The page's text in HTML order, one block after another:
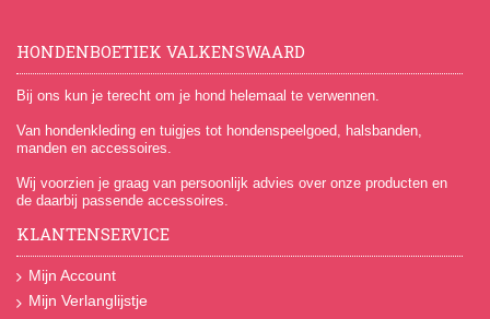
HONDENBOETIEK VALKENSWAARD
Bij ons kun je terecht om je hond helemaal te verwennen.
Van hondenkleding en tuigjes tot hondenspeelgoed, halsbanden,
manden en accessoires.
Wij voorzien je graag van persoonlijk advies over onze producten en
de daarbij passende accessoires.
KLANTENSERVICE
Mijn Account
Mijn Verlanglijstje